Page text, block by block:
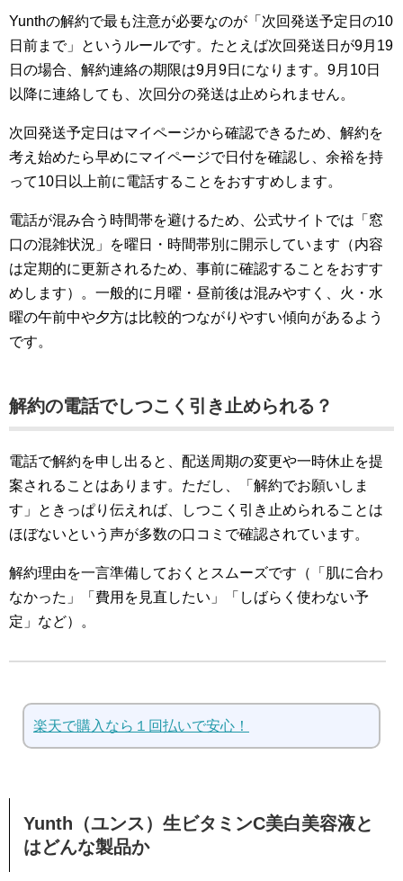
Yunthの解約で最も注意が必要なのが「次回発送予定日の10
日前まで」というルールです。たとえば次回発送日が9月19
日の場合、解約連絡の期限は9月9日になります。9月10日
以降に連絡しても、次回分の発送は止められません。
次回発送予定日はマイページから確認できるため、解約を
考え始めたら早めにマイページで日付を確認し、余裕を持
って10日以上前に電話することをおすすめします。
電話が混み合う時間帯を避けるため、公式サイトでは「窓
口の混雑状況」を曜日・時間帯別に開示しています（内容
は定期的に更新されるため、事前に確認することをおすす
めします）。一般的に月曜・昼前後は混みやすく、火・水
曜の午前中や夕方は比較的つながりやすい傾向があるよう
です。
解約の電話でしつこく引き止められる？
電話で解約を申し出ると、配送周期の変更や一時休止を提
案されることはあります。ただし、「解約でお願いしま
す」ときっぱり伝えれば、しつこく引き止められることは
ほぼないという声が多数の口コミで確認されています。
解約理由を一言準備しておくとスムーズです（「肌に合わ
なかった」「費用を見直したい」「しばらく使わない予
定」など）。
楽天で購入なら１回払いで安心！
Yunth（ユンス）生ビタミンC美白美容液と
はどんな製品か